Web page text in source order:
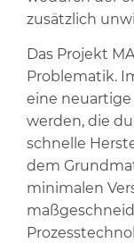
zusätzlich
Das Projekt
Problematik.
eine
werden, die
schnelle
dem
minimalen